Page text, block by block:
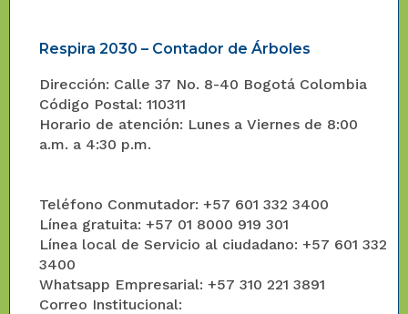
Respira 2030 – Contador de Árboles
Dirección: Calle 37 No. 8-40 Bogotá Colombia
Código Postal: 110311
Horario de atención: Lunes a Viernes de 8:00
a.m. a 4:30 p.m.
Teléfono Conmutador: +57 601 332 3400
Línea gratuita: +57 01 8000 919 301
Línea local de Servicio al ciudadano: +57 601 332
3400
Whatsapp Empresarial: +57 310 221 3891
Correo Institucional: